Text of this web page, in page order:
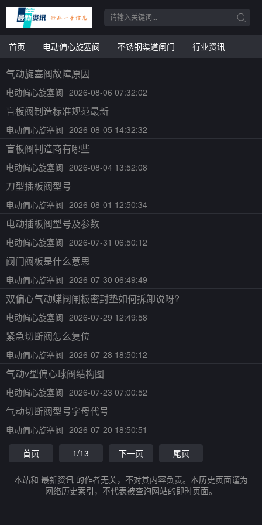
首页 电动偏心旋塞阀 不锈钢渠道闸门 行业资讯
气动旋塞阀故障原因
电动偏心旋塞阀 2026-08-06 07:32:02
盲板阀制造标准规范最新
电动偏心旋塞阀 2026-08-05 14:32:32
盲板阀制造商有哪些
电动偏心旋塞阀 2026-08-04 13:52:08
刀型插板阀型号
电动偏心旋塞阀 2026-08-01 12:50:34
电动插板阀型号及参数
电动偏心旋塞阀 2026-07-31 06:50:12
阀门阀板是什么意思
电动偏心旋塞阀 2026-07-30 06:49:49
双偏心气动蝶阀闸板密封垫如何拆卸说呀?
电动偏心旋塞阀 2026-07-29 12:49:58
紧急切断阀怎么复位
电动偏心旋塞阀 2026-07-28 18:50:12
气动v型偏心球阀结构图
电动偏心旋塞阀 2026-07-23 07:00:52
气动切断阀型号字母代号
电动偏心旋塞阀 2026-07-20 18:50:51
首页
1/13 下一页 尾页
本站和 最新资讯 的作者无关，不对其内容负责。本历史页面谨为
网络历史索引，不代表被查询网站的即时页面。